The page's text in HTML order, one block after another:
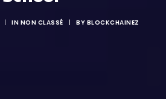
| IN NON CLASSÉ | BY BLOCKCHAINEZ